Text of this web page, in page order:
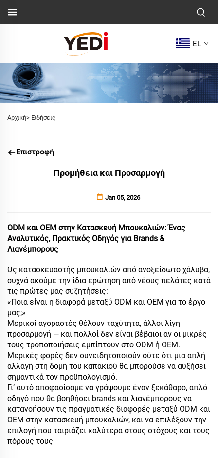
EL
Αρχική> Ειδήσεις
Επιστροφή
Προμήθεια και Προσαρμογή
Jan 05, 2026
ODM και OEM στην Κατασκευή Μπουκαλιών: Ένας
Αναλυτικός, Πρακτικός Οδηγός για Brands &
Λιανέμπορους
Ως κατασκευαστής μπουκαλιών από ανοξείδωτο χάλυβα,
συχνά ακούμε την ίδια ερώτηση από νέους πελάτες κατά
τις πρώτες μας συζητήσεις:
«Ποια είναι η διαφορά μεταξύ ODM και OEM για το έργο
μας;»
Μερικοί αγοραστές θέλουν ταχύτητα, άλλοι λίγη
προσαρμογή — και πολλοί δεν είναι βέβαιοι αν οι μικρές
τους τροποποιήσεις εμπίπτουν στο ODM ή OEM.
Μερικές φορές δεν συνειδητοποιούν ούτε ότι μια απλή
αλλαγή στη δομή του καπακιού θα μπορούσε να αυξήσει
σημαντικά τον προϋπολογισμό.
Γι’ αυτό αποφασίσαμε να γράψουμε έναν ξεκάθαρο, απλό
οδηγό που θα βοηθήσει brands και λιανέμπορους να
κατανοήσουν τις πραγματικές διαφορές μεταξύ ODM και
OEM στην κατασκευή μπουκαλιών, και να επιλέξουν την
επιλογή που ταιριάζει καλύτερα στους στόχους και τους
πόρους τους.